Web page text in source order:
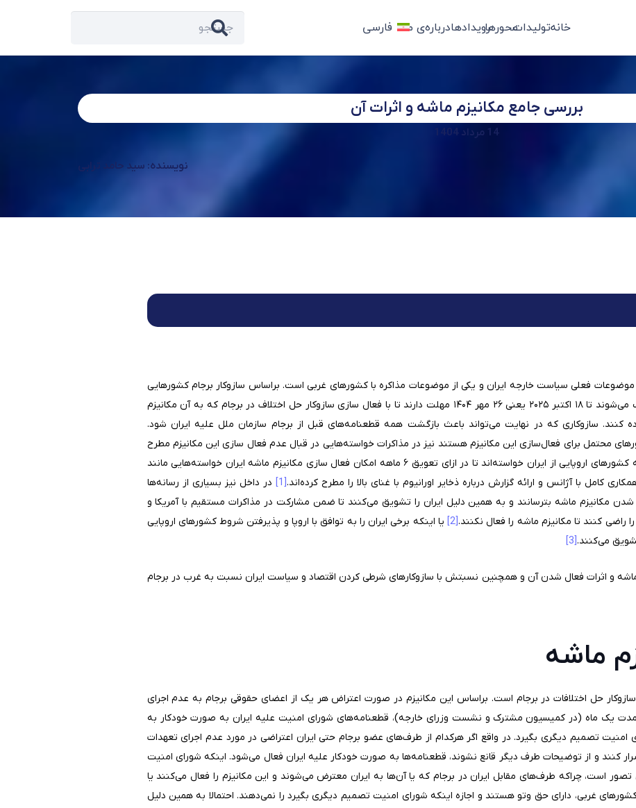
خانهتولیداتمحورهارویدادهادرباره‌ی ما فارسی
بررسی جامع مکانیزم ماشه و اثرات آن
14 مرداد 1404
نویسنده: سید حامد ترابی
فعلی سیاست خارجه ایران و یکی از موضوعات مذاکره با کشورهای غربی است. براساس سازوکار برجام کشورهایی
که از نظر حقوقی طرف برجام محسوب می‌شوند تا ۱۸ اکتبر ۲۰۲۵ یعنی ۲۶ مهر ۱۴۰۴ مهلت دارند تا با فعال سازی سازوکار حل اختلاف در برجام که به آن مکانیزم
کنند. سازوکاری که در نهایت می‌تواند باعث بازگشت همه قطعنامه‌های قبل از برجام سازمان ملل علیه ایران شود.
محتمل برای فعال‌سازی این مکانیزم هستند نیز در مذاکرات خواسته‌هایی در قبال عدم فعال سازی این مکانیزم مطرح
کرده‌اند. مثلا برخی منابع ادعا کردند که کشورهای اروپایی از ایران خواسته‌اند تا در ازای تعویق ۶ ماهه امکان فعال سازی مکانیزم ماشه ایران خواسته‌هایی مانند
کامل با آژانس و ارائه گزارش درباره ذخایر اورانیوم با غنای بالا را مطرح کرده‌اند.[1]
در داخل نیز بسیاری از رسانه‌ها
شدن مکانیزم ماشه بترسانند و به همین دلیل ایران را تشویق می‌کنند تا ضمن مشارکت در مذاکرات مستقیم با آمریکا و
راضی کنند تا مکانیزم ماشه را فعال نکنند.[2]
یا اینکه برخی ایران را به توافق با اروپا و پذیرفتن شروط کشورهای اروپایی
می‌کنند.[3]
و اثرات فعال شدن آن و همچنین نسبتش با سازوکارهای شرطی کردن اقتصاد و سیاست ایران نسبت به غرب در برجام
ماشه
سازوکار حل اختلافات در برجام است. براساس این مکانیزم در صورت اعتراض هر یک از اعضای حقوقی برجام به عدم اجرای
یک ماه (در کمیسیون مشترک و نشست وزرای خارجه)، قطعنامه‌های شورای امنیت علیه ایران به صورت خودکار به
امنیت تصمیم دیگری بگیرد. در واقع اگر هرکدام از طرف‌های عضو برجام حتی ایران اعتراضی در مورد عدم اجرای تعهدات
کنند و از توضیحات طرف دیگر قانع نشوند، قطعنامه‌ها به صورت خودکار علیه ایران فعال می‌شود. اینکه شورای امنیت
تصور است، چراکه طرف‌های مقابل ایران در برجام که یا آن‌ها به ایران معترض می‌شوند و این مکانیزم را فعال می‌کنند یا
غربی، دارای حق وتو هستند و اجازه اینکه شورای امنیت تصمیم دیگری بگیرد را نمی‌دهند. احتمالا به همین دلیل